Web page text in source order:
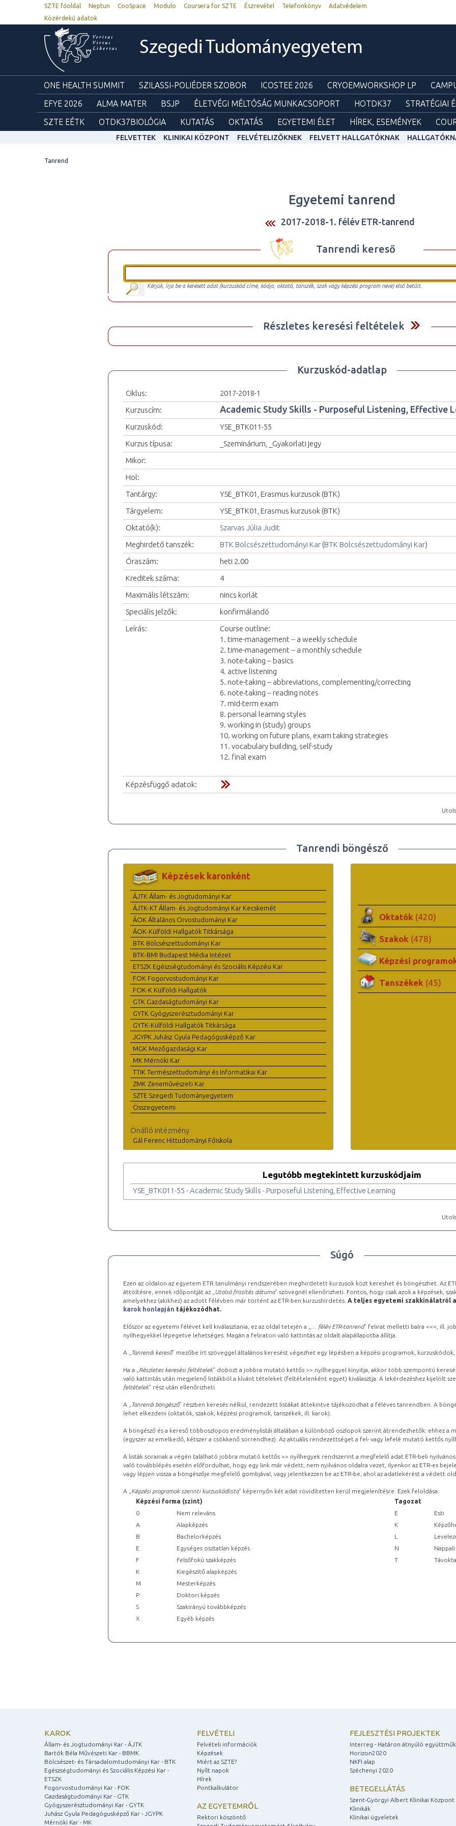
SZTE főoldal Neptun CooSpace Modulo Coursera for SZTE Észrevétel Telefonkönyv
Adatvédelem
Közérdekű adatok
Szegedi Tudományegyetem
ONE HEALTH SUMMIT SZILASSI-POLIÉDER SZOBOR ICOSTEE 2026 CRYOEMWORKSHOP LP
EFYE 2026
ALMA MATER BSJP ÉLETVÉGI MÉLTÓSÁG MUNKACSOPORT HOTDK37 STRATÉGIAI
SZTE EÉTK
OTDK37BIOLÓGIA KUTATÁS OKTATÁS EGYETEMI ÉLET HÍREK, ESEMÉNYEK
FELVETTEK KLINIKAI KÖZPONT FELVÉTELIZŐKNEK FELVETT HALLGATÓKNAK
Tanrend
Egyetemi tanrend
2017-2018-1. félév ETR-tanrend
Tanrendi kereső
Kérjük, írja be a keresett adat (kurzuskód címe, kódja, oktató, tanszék, szak vagy képzési program neve) első betűit.
Részletes keresési feltételek
Kurzuskód-adatlap
Ciklus:
2017-2018-1
Kurzuscím:
Academic Study Skills - Purposeful Listening, Effective
Kurzuskód:
YSE_BTK011-55
Kurzus típusa:
_Szeminárium, _Gyakorlati jegy
Mikor:
Hol:
Tantárgy:
YSE_BTK01, Erasmus kurzusok (BTK)
Tárgyelem:
YSE_BTK01, Erasmus kurzusok (BTK)
Oktató(k):
Szarvas Júlia Judit
Meghirdető tanszék:
BTK Bölcsészettudományi Kar (BTK Bölcsészettudományi Kar)
Óraszám:
heti 2.00
Kreditek száma:
4
Maximális létszám:
nincs korlát
Speciális jelzők:
konfirmálandó
Leírás:
Course outline:
1. time-management -- a weekly schedule
2. time-management -- a monthly schedule
3. note-taking -- basics
4. active listening
5. note-taking -- abbreviations, complementing/correcting
6. note-taking -- reading notes
7. mid-term exam
8. personal learning styles
9. working in (study) groups
10. working on future plans, exam taking strategies
11. vocabulary building, self-study
12. final exam
Képzésfüggő adatok:
Tanrendi böngésző
Képzések karonként
ÁJTK Állam- és Jogtudományi Kar
ÁJTK-KT Állam- és Jogtudományi Kar Kecskemét
ÁOK Általános Orvostudományi Kar
ÁOK-Külföldi Hallgatók Titkársága
BTK Bölcsészettudományi Kar
BTK-BMI Budapest Média Intézet
ETSZK Egészségtudományi és Szociális Képzési Kar
FOK Fogorvostudományi Kar
FOK-K Külföldi Hallgatók
GTK Gazdaságtudományi Kar
GYTK Gyógyszerésztudományi Kar
GYTK-Külföldi Hallgatók Titkársága
JGYPK Juhász Gyula Pedagógusképző Kar
MGK Mezőgazdasági Kar
MK Mérnöki Kar
TTIK Természettudományi és Informatikai Kar
ZMK Zeneművészeti Kar
SZTE Szegedi Tudományegyetem
Összegyetemi
Önálló intézmény
Gál Ferenc Hittudományi Főiskola
Oktatók (420)
Szakok (478)
Képzési
Tanszékek (45)
Legutóbb megtekintett kurzuskódjaim
YSE_BTK011-55 - Academic Study Skills - Purposeful Listening, Effective Learning
Súgó
Ezen az oldalon az egyetem ETR tanulmányi rendszerében meghirdetett kurzusok közt kereshet és böngészhet. Az
áttöltésre, ennek időpontját az „ Utolsó frissítés dátuma” szövegnél ellenőrizheti. Fontos, hogy csak azok a képzések,
amelyekhez (akikhez) az adott félévben már történt az ETR-ben kurzushirdetés. A teljes egyetemi szakkínálatról a
karok honlapján tájékozódhat.
Először az egyetemi félévet kell kiválasztania, ez az oldal tetején a „ … félév ETR-tanrend” felirat melletti balra <<<, ill.
nyílhegyekkel lépegetve lehetséges. Magán a feliraton való kattintás az oldalt alapállapotba állítja.
A „ Tanrendi kereső” mezőbe írt szöveggel általános keresést végezhet egy lépésben a képzési programok,
Ha a „ Részletes keresési feltételek” dobozt a jobbra mutató kettős >> nyílheggyel kinyitja, akkor több szempontú
való kattintás után megjelenő listákból a kívánt tételeket (feltételenként egyet) kiválasztja. A lekérdezéshez kijelölt
feltételek” rész után ellenőrizheti.
A „ Tanrendi böngésző” részben keresés nélkül, rendezett listákat áttekintve tájékozódhat a féléves tanrendben. A
lehet elkezdeni (oktatók, szakok, képzési programok, tanszékek, ill. karok).
A böngésző és a kereső többoszlopos eredménylistái általában a különböző oszlopok szerint átrendezhetők: ehhez a
(egyszer az emelkedő, kétszer a csökkenő sorrendhez). Az aktuális rendezettséget a fel- vagy lefelé mutató kettős
A listák sorainak a végén található jobbra mutató kettős >> nyílhegyek rendszerint a megfelelő adat ETR-beli
való továbblépés esetén előfordulhat, hogy egy link már védett, nem nyilvános oldalra vezet, ilyenkor az ETR-es
vagy lépjen vissza a böngészője megfelelő gombjával, vagy jelentkezzen be az ETR-be, ahol az adatlekérést a védett
A „ Képzési programok szerinti kurzuskódlista” képernyőn két adat rövidítetten kerül megjelenítésre. Ezek feloldása:
Képzési forma (szint)
Tagozat
0
Nem releváns E
Esti
A
Alapképzés K
B
Bachelorképzés L
E
Egységes osztatlan képzés N
Nappali
F
Felsőfokú szakképzés T
K
Kiegészítő alapképzés
M
Mesterképzés
P
Doktori képzés
S
Szakirányú továbbképzés
X
Egyéb képzés
KAROK
Állam- és Jogtudományi Kar - ÁJTK
Bartók Béla Művészeti Kar - BBMK
Bölcsészet- és Társadalomtudományi Kar - BTK
Egészségtudományi és Szociális Képzési Kar -
ETSZK
Fogorvostudományi Kar - FOK
Gazdaságtudományi Kar - GTK
Gyógyszerésztudományi Kar - GYTK
Juhász Gyula Pedagógusképző Kar - JGYPK
Mérnöki Kar - MK
FELVÉTELI
Felvételi információk
Képzések
Miért az SZTE?
Nyílt napok
Hírek
Pontkalkulátor
AZ EGYETEMRŐL
Rektori köszöntő
FEJLESZTÉSI PROJEKTEK
Interreg - Határon átnyúló
Horizon2020
NKFI alap
Széchenyi 2020
BETEGELLÁTÁS
Szent-Györgyi Albert Klinikai Központ
Klinikák
Klinikai ügyeletek